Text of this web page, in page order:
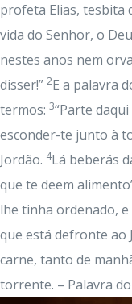
profeta Elias, tesbita
vida do Senhor, o
nestes anos nem
disser!” 2E a palavra
termos: 3“Parte
esconder-te junto à
Jordão. 4Lá beberás
que te deem
lhe tinha ordenado,
que está defronte ao
carne, tanto de
torrente. – Palavra